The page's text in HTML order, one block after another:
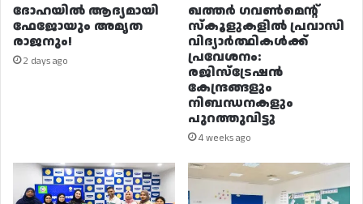
ദോഹയിൽ ആദ്യമായി
ഫേജോയും അമൃത
രാജനും!
2 days ago
ഖത്തർ ഗവൺമെന്റ്
സ്കൂളുകളിൽ പ്രവാസി
വിദ്യാർത്ഥികൾക്ക്
പ്രവേശനം:
രജിസ്ട്രേഷൻ
കേന്ദ്രങ്ങളും
നിബന്ധനകളും
പുറത്തുവിട്ടു
4 weeks ago